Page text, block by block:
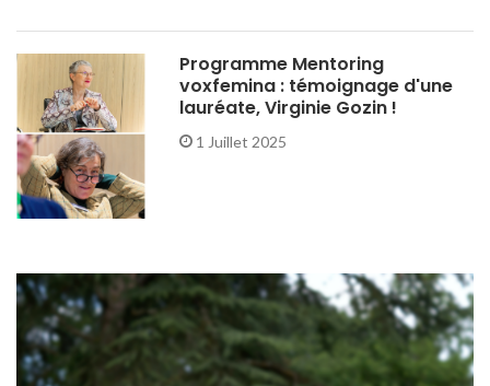
Programme Mentoring
voxfemina : témoignage d'une
lauréate, Virginie Gozin !
1 Juillet 2025